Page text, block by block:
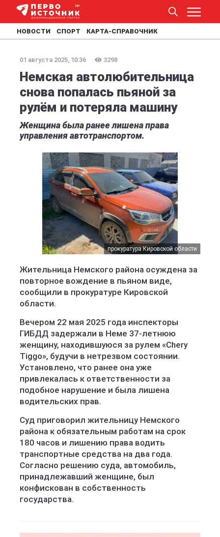
НОВОСТИ СПОРТ КАРТА-СПРАВОЧНИК
01 августа 2025, 10:36 3298
Немская автолюбительница
снова попалась пьяной за
рулём и потеряла машину
Женщина была ранее лишена права
управления автотранспортом.
прокуратура Кировской области
Жительница Немского района осуждена за
повторное вождение в пьяном виде,
сообщили в прокуратуре Кировской
области.
Вечером 22 мая 2025 года инспекторы
ГИБДД задержали в Неме 37-летнюю
женщину, находившуюся за рулем «Chery
Tiggo», будучи в нетрезвом состоянии.
Установлено, что ранее она уже
привлекалась к ответственности за
подобное нарушение и была лишена
водительских прав.
Суд приговорил жительницу Немского
района к обязательным работам на срок
180 часов и лишению права водить
транспортные средства на два года.
Согласно решению суда, автомобиль,
принадлежавший женщине, был
конфискован в собственность
государства.